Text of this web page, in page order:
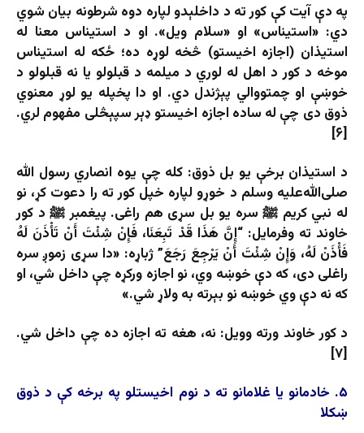
په دې آیت کې کور ته د داخلېدو لپاره دوه شرطونه بیان شوي
دي: «استیناس» او «سلام ویل». او د استیناس معنا له
استیذان (اجازه اخیستو) څخه لوړه ده؛ ځکه له استیناس
موخه د کور د اهل له لوري د میلمه د قبلولو یا نه قبلولو د
خوښې او چمتووالي پېژندل دي. او دا پخپله یو لوړ معنوي
ذوق دی چې له ساده اجازه اخیستو ډېر سپېڅلی مفهوم لري.
[۶]
د استیذان برخې یو بل ذوق: کله چې یوه انصاري رسول الله
صلی‌الله‌علیه‌ وسلم د خوړو لپاره خپل کور ته را دعوت کړ، نو
له نبي کریم ﷺ سره یو بل سړی هم راغی. پيغمبر ﷺ د کور
خاوند ته وفرمایل: “إِنَّ هَذَا قَدْ تَبِعَنَا، فَإِنْ شِئْتَ أَنْ تَأْذَنَ لَهُ
فَأْذَنْ لَهُ، وَإِنْ شِئْتَ أَنْ يَرْجِعَ رَجَعَ” ژباړه: «دا سړی زموږ سره
راغلی دی، که دې خوښه وي، نو اجازه ورکړه چې داخل شي، او
که نه دې وي خوښه نو بېرته به ولاړ شي.»
د کور خاوند ورته وویل: نه، هغه ته اجازه ده چې داخل شي.
[۷]
۵. خادمانو یا غلامانو ته د نوم اخیستلو په برخه کې د ذوق
ښکلا